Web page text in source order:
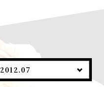
2012.07